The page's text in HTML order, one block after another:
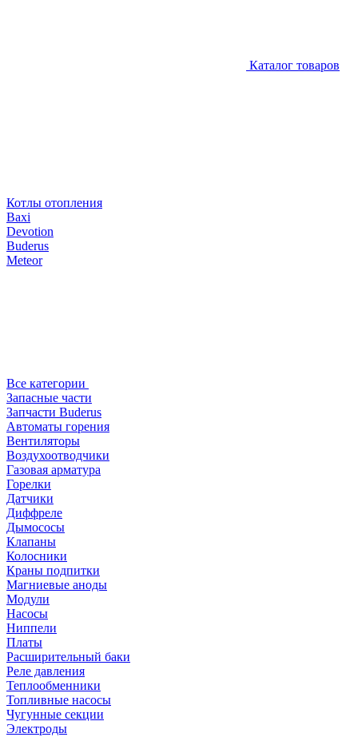
Каталог товаров
Котлы отопления
Baxi
Devotion
Buderus
Meteor
Все категории
Запасные части
Запчасти Buderus
Автоматы горения
Вентиляторы
Воздухоотводчики
Газовая арматура
Горелки
Датчики
Диффреле
Дымососы
Клапаны
Колосники
Краны подпитки
Магниевые аноды
Модули
Насосы
Ниппели
Платы
Расширительный баки
Реле давления
Теплообменники
Топливные насосы
Чугунные секции
Электроды